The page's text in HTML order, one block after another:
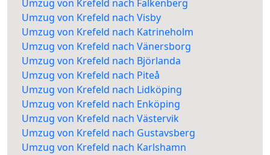
Umzug von Krefeld nach Falkenberg
Umzug von Krefeld nach Visby
Umzug von Krefeld nach Katrineholm
Umzug von Krefeld nach Vänersborg
Umzug von Krefeld nach Björlanda
Umzug von Krefeld nach Piteå
Umzug von Krefeld nach Lidköping
Umzug von Krefeld nach Enköping
Umzug von Krefeld nach Västervik
Umzug von Krefeld nach Gustavsberg
Umzug von Krefeld nach Karlshamn